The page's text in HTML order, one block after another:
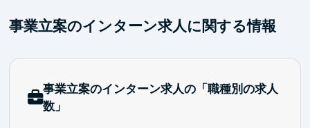
事業立案のインターン求人に関する情報
事業立案のインターン求人の「職種別の求人
数」